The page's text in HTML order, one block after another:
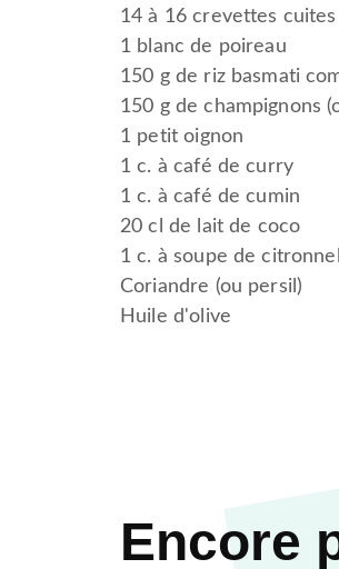
14 à 16 crevettes cuites
1 blanc de poireau
150 g de riz basmati
150 g de champignons
1 petit oignon
1 c. à café de curry
1 c. à café de cumin
20 cl de lait de coco
1 c. à soupe de
Coriandre (ou persil)
Huile d'olive
Encore